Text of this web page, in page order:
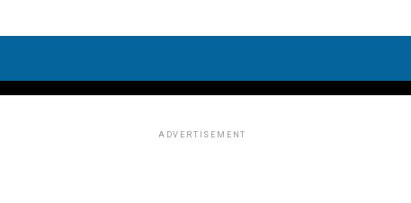
ADVERTISEMENT